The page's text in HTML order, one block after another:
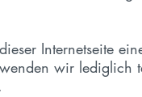
Internetseite
wir lediglich